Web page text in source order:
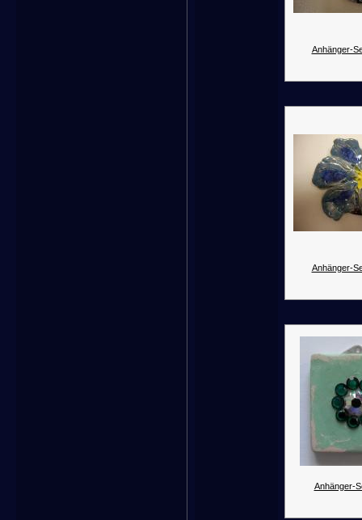
Anhänger-
Anhänger-
Anhänger-